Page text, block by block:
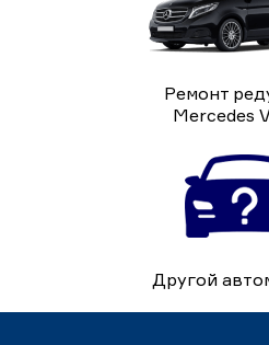
Ремонт
Mercedes
Другой